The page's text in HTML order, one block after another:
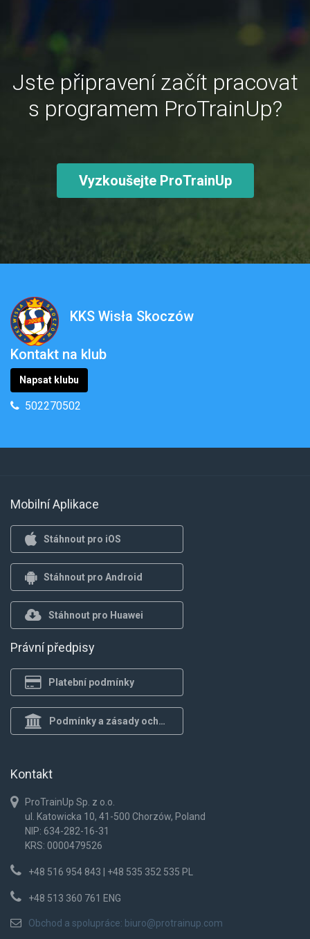
Jste připravení začít pracovat
s programem ProTrainUp?
Vyzkoušejte ProTrainUp
KKS Wisła Skoczów
Kontakt na klub
Napsat klubu
502270502
Mobilní Aplikace
Stáhnout pro iOS
Stáhnout pro Android
Stáhnout pro Huawei
Právní předpisy
Platební podmínky
Podmínky a zásady ochrany osob.
Kontakt
ProTrainUp Sp. z o.o.
ul. Katowicka 10, 41-500 Chorzów, Poland
NIP: 634-282-16-31
KRS: 0000479526
+48 516 954 843 | +48 535 352 535 PL
+48 513 360 761 ENG
Obchod a spolupráce: biuro@protrainup.com